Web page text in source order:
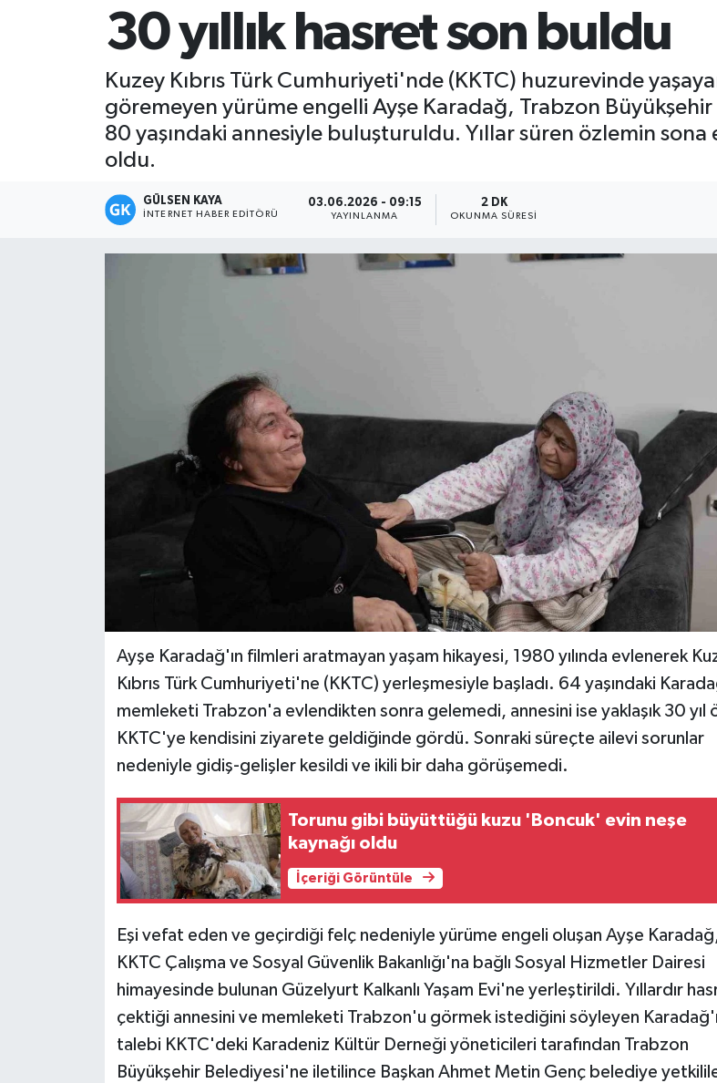
30 yıllık hasret son buldu
Kuzey Kıbrıs Türk Cumhuriyeti'nde (KKTC) huzurevinde
göremeyen yürüme engelli Ayşe Karadağ, Trabzon
80 yaşındaki annesiyle buluşturuldu. Yıllar süren özlemin
oldu.
GÜLSEN KAYA
İNTERNET HABER EDITÖRÜ
03.06.2026 - 09:15
YAYINLANMA
2 DK
OKUNMA SÜRESI
Ayşe Karadağ'ın filmleri aratmayan yaşam hikayesi, 1980 yılında evlenerek
Kıbrıs Türk Cumhuriyeti'ne (KKTC) yerleşmesiyle başladı. 64 yaşındaki
memleketi Trabzon'a evlendikten sonra gelemedi, annesini ise yaklaşık 30 yıl
KKTC'ye kendisini ziyarete geldiğinde gördü. Sonraki süreçte ailevi sorunlar
nedeniyle gidiş-gelişler kesildi ve ikili bir daha görüşemedi.
Torunu gibi büyüttüğü kuzu 'Boncuk' evin neşe
kaynağı oldu
İçeriği Görüntüle
Eşi vefat eden ve geçirdiği felç nedeniyle yürüme engeli oluşan Ayşe
KKTC Çalışma ve Sosyal Güvenlik Bakanlığı'na bağlı Sosyal Hizmetler Dairesi
himayesinde bulunan Güzelyurt Kalkanlı Yaşam Evi'ne yerleştirildi. Yıllardır
çektiği annesini ve memleketi Trabzon'u görmek istediğini söyleyen
talebi KKTC'deki Karadeniz Kültür Derneği yöneticileri tarafından Trabzon
Büyükşehir Belediyesi'ne iletilince Başkan Ahmet Metin Genç belediye
Mersin Tarihi
Özel Haber
Politika